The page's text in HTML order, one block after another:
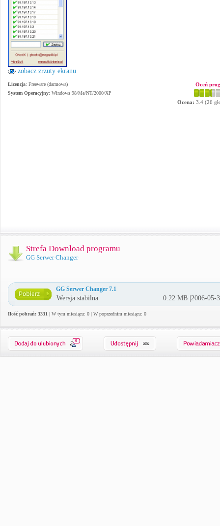
zobacz zrzuty ekranu
Licencja: Freeware (darmowa)
System Operacyjny: Windows 98/Me/NT/2000/XP
Oceń
Ocena: 3.4 (26
Strefa Download programu
GG Serwer Changer
GG Serwer Changer 7.1
Wersja stabilna 0.22 MB |2006-05-
Ilość pobrań: 3331 | W tym miesiącu: 0 | W poprzednim miesiącu: 0
0